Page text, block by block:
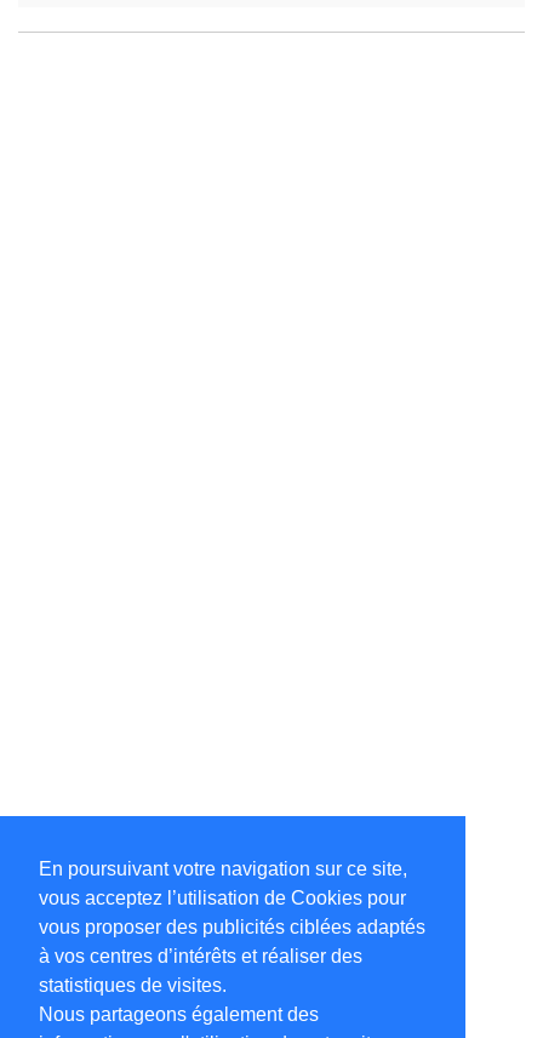
En poursuivant votre navigation sur ce site,
vous acceptez l’utilisation de Cookies pour
vous proposer des publicités ciblées adaptés
à vos centres d’intérêts et réaliser des
statistiques de visites.
Nous partageons également des